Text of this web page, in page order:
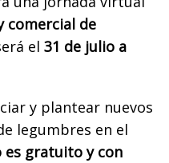
comercial de
el 31 de julio a
y plantear nuevos
legumbres en el
es gratuito y con